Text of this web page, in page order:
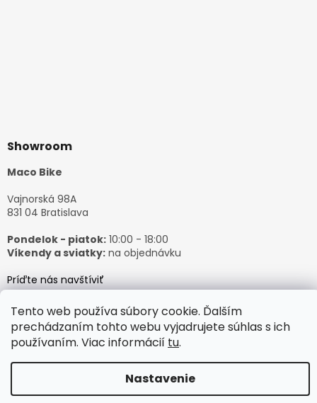
Tento web používa súbory cookie. Ďalším
prechádzaním tohto webu vyjadrujete súhlas s ich
používaním. Viac informácií tu.
Nastavenie
Showroom
Maco Bike
Vajnorská 98A
831 04 Bratislava
Pondelok - piatok: 10:00 - 18:00
Víkendy a sviatky: na objednávku
Príďte nás navštíviť
Copyright 2026𝙈𝙖𝙘𝙤𝘽𝙞𝙠𝙚. Všetky práva vyhradené.